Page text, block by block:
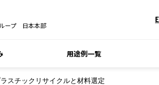
ープ 日本本部
用途例一覧
スチックリサイクルと材料選定